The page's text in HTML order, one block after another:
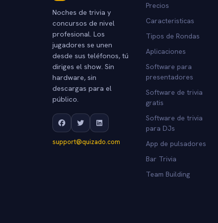
Noches de trivia y
concursos de nivel
profesional. Los
jugadores se unen
desde sus teléfonos, tú
diriges el show. Sin
hardware, sin
descargas para el
público.
support@quizado.com
Precios
Caracteristicas
Tipos de Rondas
Aplicaciones
Software para
presentadores
Software de trivia
gratis
Software de trivia
para DJs
App de pulsadores
Bar Trivia
Team Building